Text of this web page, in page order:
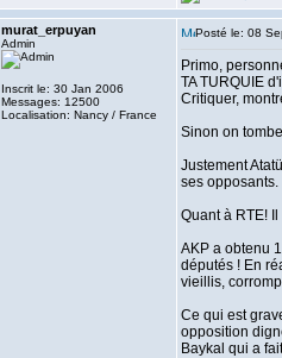
murat_erpuyan
Admin
Inscrit le: 30 Jan 2006
Messages: 12500
Localisation: Nancy / France
Posté le: 08
Primo,
TA TURQUIE
Critiquer,
Sinon on
Justement
ses opposants.
Quant à RTE!
AKP a obtenu
députés ! En
vieillis,
Ce qui est
opposition
Baykal qui a